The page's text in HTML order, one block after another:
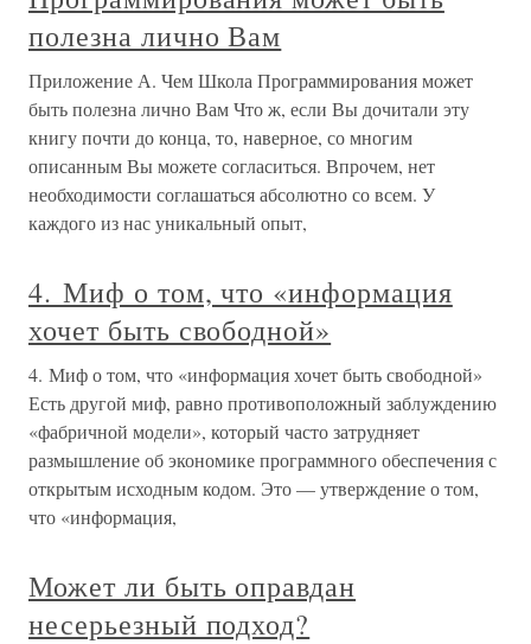
полезна лично Вам
Приложение А. Чем Школа Программирования может
быть полезна лично Вам Что ж, если Вы дочитали эту
книгу почти до конца, то, наверное, со многим
описанным Вы можете согласиться. Впрочем, нет
необходимости соглашаться абсолютно со всем. У
каждого из нас уникальный опыт,
4. Миф о том, что «информация
хочет быть свободной»
4. Миф о том, что «информация хочет быть свободной»
Есть другой миф, равно противоположный заблуждению
«фабричной модели», который часто затрудняет
размышление об экономике программного обеспечения с
открытым исходным кодом. Это — утверждение о том,
что «информация,
Может ли быть оправдан
несерьезный подход?